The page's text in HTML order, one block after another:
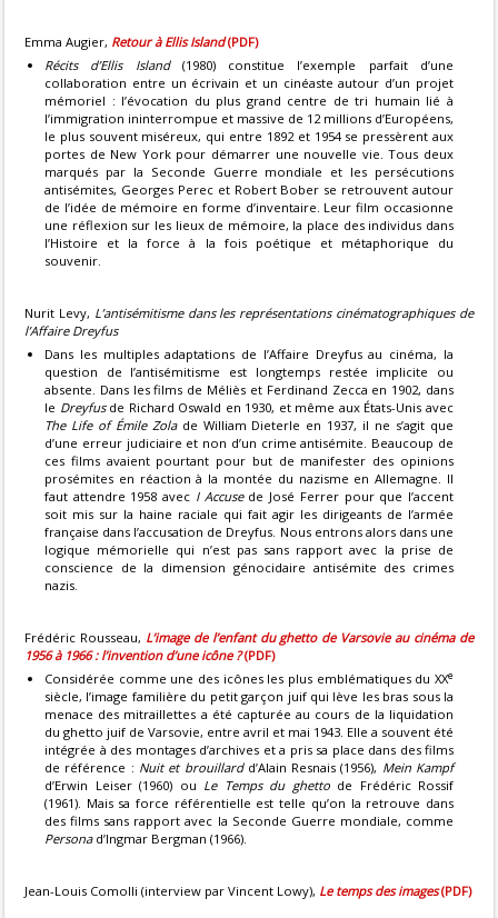
Emma Augier, Retour à Ellis Island(PDF)
Récits d’Ellis Island(1980) constitue l’exemple parfait d’une
collaboration entre un écrivain et un cinéaste autour d’un projet
mémoriel : l’évocation du plus grand centre de tri humain lié à
l’immigration ininterrompue et massive de 12 millions d’Européens,
le plus souvent miséreux, qui entre 1892 et 1954 se pressèrent aux
portes de New York pour démarrer une nouvelle vie. Tous deux
marqués par la Seconde Guerre mondiale et les persécutions
antisémites, Georges Perec et Robert Bober se retrouvent autour
de l’idée de mémoire en forme d’inventaire. Leur film occasionne
une réflexion sur les lieux de mémoire, la place des individus dans
l’Histoire et la force à la fois poétique et métaphorique du
souvenir.
Nurit Levy, L’antisémitisme dans les représentations cinématographiques de
l’Affaire Dreyfus
Dans les multiples adaptations de l’Affaire Dreyfus au cinéma, la
question de l’antisémitisme est longtemps restée implicite ou
absente. Dans les films de Méliès et Ferdinand Zecca en 1902, dans
le Dreyfusde Richard Oswald en 1930, et même aux États-Unis avec
The Life of Émile Zolade William Dieterle en 1937, il ne s’agit que
d’une erreur judiciaire et non d’un crime antisémite. Beaucoup de
ces films avaient pourtant pour but de manifester des opinions
prosémites en réaction à la montée du nazisme en Allemagne. Il
faut attendre 1958 avec I Accusede José Ferrer pour que l’accent
soit mis sur la haine raciale qui fait agir les dirigeants de l’armée
française dans l’accusation de Dreyfus. Nous entrons alors dans une
logique mémorielle qui n’est pas sans rapport avec la prise de
conscience de la dimension génocidaire antisémite des crimes
nazis.
Frédéric Rousseau, L’image de l’enfant du ghetto de Varsovie au cinéma de
1956 à 1966 : l’invention d’une icône ?(PDF)
Considérée comme une des icônes les plus emblématiques du XXe
siècle, l’image familière du petit garçon juif qui lève les bras sous la
menace des mitraillettes a été capturée au cours de la liquidation
du ghetto juif de Varsovie, entre avril et mai 1943. Elle a souvent été
intégrée à des montages d’archives et a pris sa place dans des films
de référence : Nuit et brouillardd’Alain Resnais (1956), Mein Kampf
d’Erwin Leiser (1960) ou Le Temps du ghettode Frédéric Rossif
(1961). Mais sa force référentielle est telle qu’on la retrouve dans
des films sans rapport avec la Seconde Guerre mondiale, comme
Personad’Ingmar Bergman (1966).
Jean-Louis Comolli (interview par Vincent Lowy), Le temps des images(PDF)